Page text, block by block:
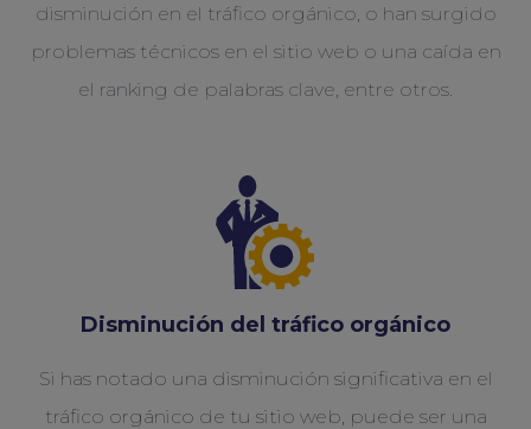
disminución en el tráfico orgánico, o han surgido
problemas técnicos en el sitio web o una caída en
el ranking de palabras clave, entre otros.
Disminución del tráfico orgánico
Si has notado una disminución significativa en el
tráfico orgánico de tu sitio web, puede ser una